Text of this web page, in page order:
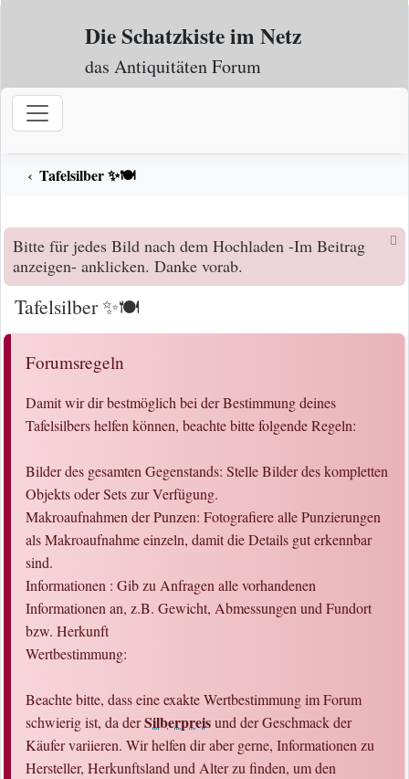
Zum Inhalt
Die Schatzkiste im Netz
das Antiquitäten Forum
Tafelsilber ✨🍽️
Bitte für jedes Bild nach dem Hochladen -Im Beitrag
anzeigen- anklicken. Danke vorab.
Tafelsilber ✨🍽️
Forumsregeln
Damit wir dir bestmöglich bei der Bestimmung deines
Tafelsilbers helfen können, beachte bitte folgende Regeln:
Bilder des gesamten Gegenstands: Stelle Bilder des kompletten
Objekts oder Sets zur Verfügung.
Makroaufnahmen der Punzen: Fotografiere alle Punzierungen
als Makroaufnahme einzeln, damit die Details gut erkennbar
sind.
Informationen : Gib zu Anfragen alle vorhandenen
Informationen an, z.B. Gewicht, Abmessungen und Fundort
bzw. Herkunft
Wertbestimmung:
Beachte bitte, dass eine exakte Wertbestimmung im Forum
schwierig ist, da derSilberpreisund der Geschmack der
Käufer variieren. Wir helfen dir aber gerne, Informationen zu
Hersteller, Herkunftsland und Alter zu finden, um den